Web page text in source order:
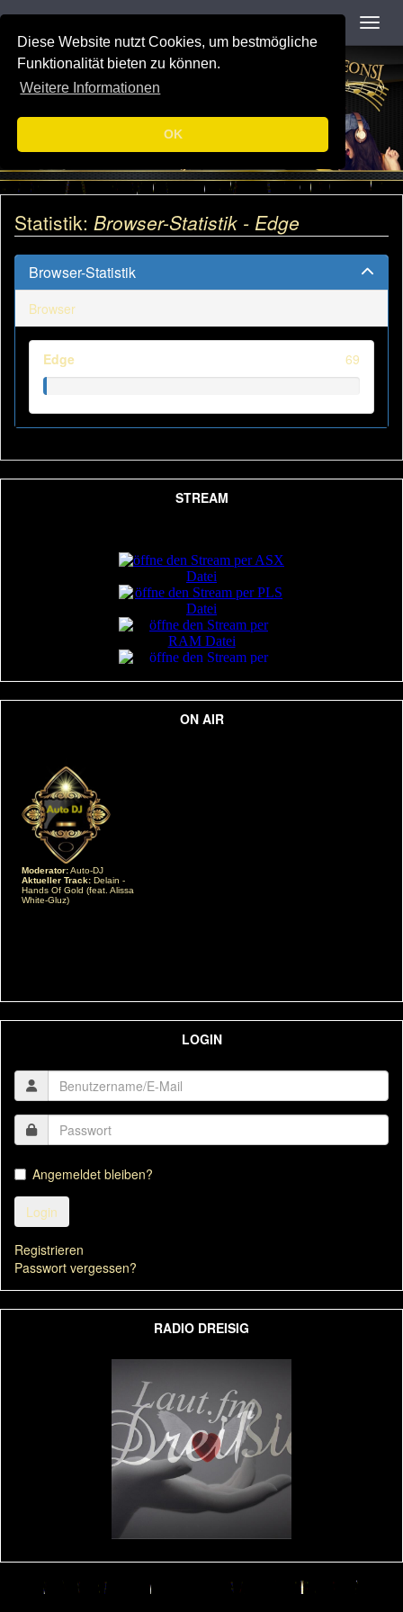
Diese Website nutzt Cookies, um bestmögliche
Funktionalität bieten zu können.
Weitere Informationen
OK
Navigation
Statistik: Browser-Statistik - Edge
Browser-Statistik
Browser
Edge 69
STREAM
ON AIR
LOGIN
Angemeldet bleiben?
Login
Registrieren
Passwort vergessen?
RADIO DREISIG